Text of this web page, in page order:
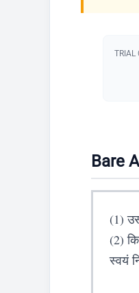
TRIAL
Bare
(1)
(2)
स्वयं